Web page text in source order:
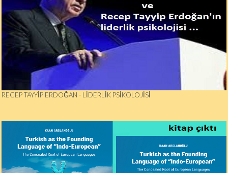
RECEP TAYYIP ERDOĞAN - LIDERLIK PSIKOLOJISI